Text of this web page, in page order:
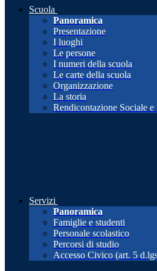
Scuola
Panoramica
Presentazione
I luoghi
Le persone
I numeri della scuola
Le carte della scuola
Organizzazione
La storia
Rendicontazione Sociale
Servizi
Panoramica
Famiglie e studenti
Personale scolastico
Percorsi di studio
Accesso Civico (art. 5